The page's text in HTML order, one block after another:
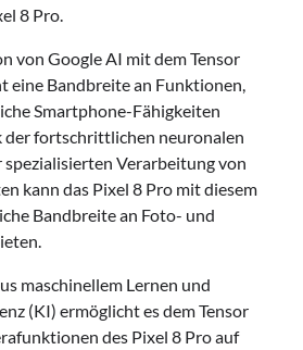
8 Pro.
von Google AI mit dem Tensor
eine Bandbreite an Funktionen,
Smartphone-Fähigkeiten
der fortschrittlichen neuronalen
Verarbeitung von
kann das Pixel 8 Pro mit diesem
Bandbreite an Foto- und
maschinellem Lernen und
(KI) ermöglicht es dem Tensor
des Pixel 8 Pro auf